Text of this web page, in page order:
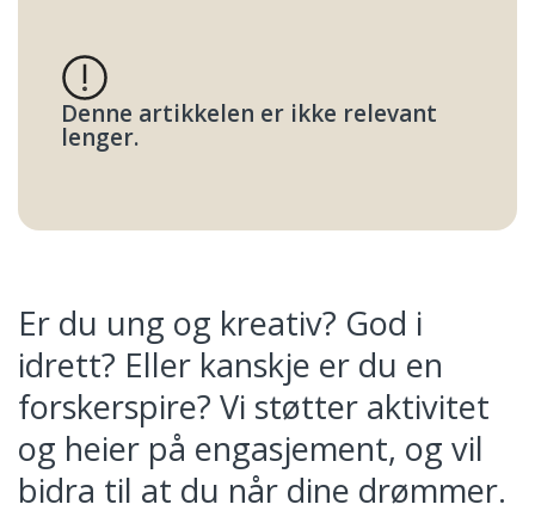
Denne artikkelen er ikke relevant
lenger.
Er du ung og kreativ? God i
idrett? Eller kanskje er du en
forskerspire? Vi støtter aktivitet
og heier på engasjement, og vil
bidra til at du når dine drømmer.